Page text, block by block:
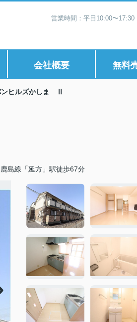
営業時間：平日10:00〜
会社概要 無料
ンヒルズかしま Ⅱ
鹿島線「延方」駅徒歩67分